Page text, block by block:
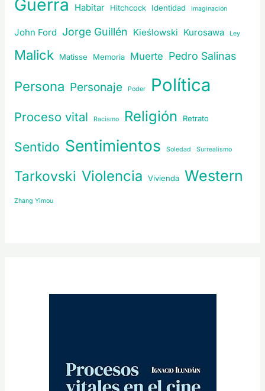
Guerra Habitar Hitchcock Identidad Imaginación
John Ford Jorge Guillén Kieślowski Kurosawa Ley
Malick Matisse Memoria Muerte Pedro Salinas
Persona Personaje Poder Política
Proceso vital Racismo Religión Retrato
Sentido Sentimientos Soledad Surrealismo
Tarkovski Violencia Vivienda Western
Zhang Yimou